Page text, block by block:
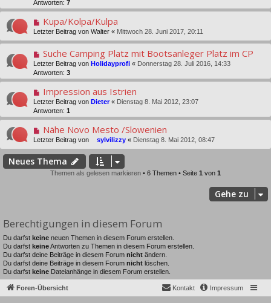
Antworten: 7
Kupa/Kolpa/Kulpa
Letzter Beitrag von Walter « Mittwoch 28. Juni 2017, 20:11
Suche Camping Platz mit Bootsanleger Platz im CP
Letzter Beitrag von Holidayprofi « Donnerstag 28. Juli 2016, 14:33
Antworten: 3
Impression aus Istrien
Letzter Beitrag von Dieter« Dienstag 8. Mai 2012, 23:07
Antworten: 1
Nähe Novo Mesto /Slowenien
Letzter Beitrag von sylvilizzy « Dienstag 8. Mai 2012, 08:47
Neues Thema
Themen als gelesen markieren • 6 Themen • Seite 1 von 1
Gehe zu
Berechtigungen in diesem Forum
Du darfst keine neuen Themen in diesem Forum erstellen.
Du darfst keineAntworten zu Themen in diesem Forum erstellen.
Du darfst deine Beiträge in diesem Forum nicht ändern.
Du darfst deine Beiträge in diesem Forum nicht löschen.
Du darfst keine Dateianhänge in diesem Forum erstellen.
Foren-Übersicht Impressum
Kontakt